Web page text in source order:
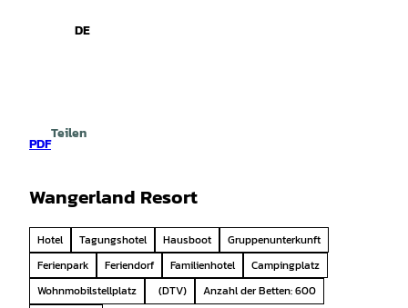
Gebärdensprache
DE
PDF
Teilen
Wangerland Resort
Hotel Tagungshotel Hausboot
Gruppenunterkunft
Ferienpark
Feriendorf Familienhotel
Campingplatz
Wohnmobilstellplatz
(DTV)
Anzahl der Betten: 600